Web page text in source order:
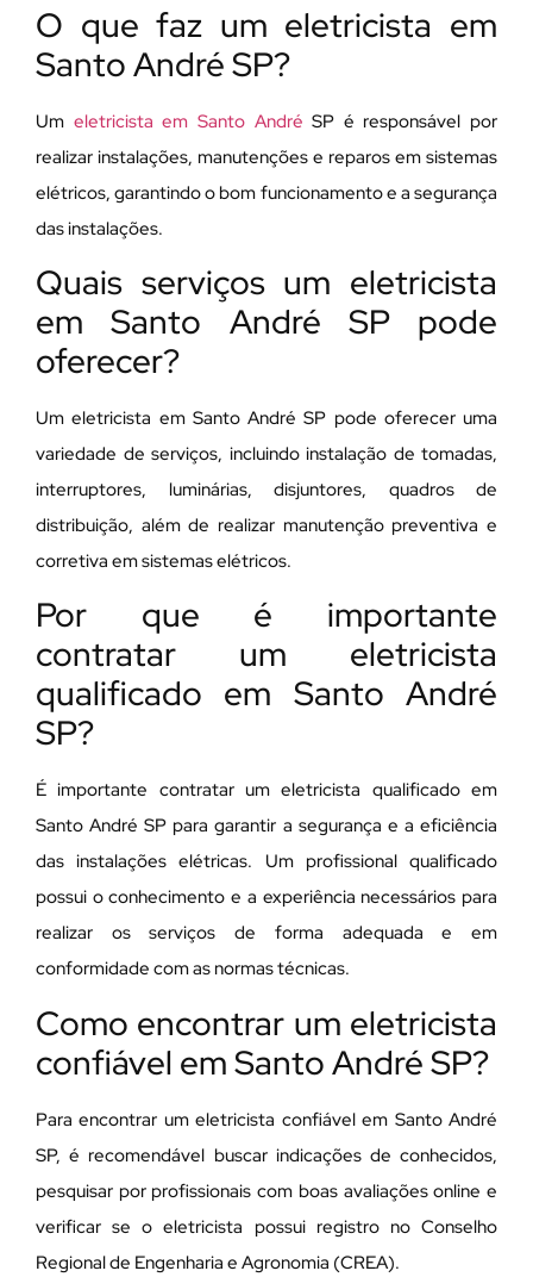
O que faz um eletricista em
Santo André SP?
Um eletricista em Santo André SP é responsável por
realizar instalações, manutenções e reparos em sistemas
elétricos, garantindo o bom funcionamento e a segurança
das instalações.
Quais serviços um eletricista
em Santo André SP pode
oferecer?
Um eletricista em Santo André SP pode oferecer uma
variedade de serviços, incluindo instalação de tomadas,
interruptores, luminárias, disjuntores, quadros de
distribuição, além de realizar manutenção preventiva e
corretiva em sistemas elétricos.
Por que é importante
contratar um eletricista
qualificado em Santo André
SP?
É importante contratar um eletricista qualificado em
Santo André SP para garantir a segurança e a eficiência
das instalações elétricas. Um profissional qualificado
possui o conhecimento e a experiência necessários para
realizar os serviços de forma adequada e em
conformidade com as normas técnicas.
Como encontrar um eletricista
confiável em Santo André SP?
Para encontrar um eletricista confiável em Santo André
SP, é recomendável buscar indicações de conhecidos,
pesquisar por profissionais com boas avaliações online e
verificar se o eletricista possui registro no Conselho
Regional de Engenharia e Agronomia (CREA).